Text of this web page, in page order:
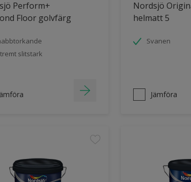
Perform+
Floor golvfärg
slitstark
Nordsjö
helmatt 5
Svanen
Jämföra